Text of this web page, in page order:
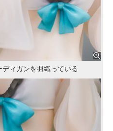
ィガンを羽織っている